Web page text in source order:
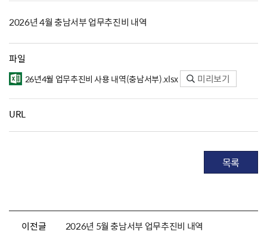
2026년 4월 충남서부 업무추진비 내역
파일
26년4월 업무추진비 사용 내역(충남서부).xlsx 미리보기
URL
목록
이전글 2026년 5월 충남서부 업무추진비 내역